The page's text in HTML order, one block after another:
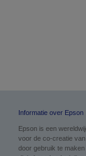
Informatie over Epson
Epson is een
voor de co-creatie
door gebruik te